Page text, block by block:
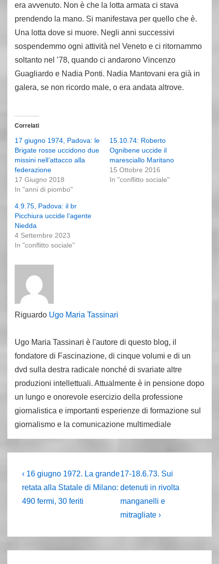
era avvenuto. Non è che la lotta armata ci stava
prendendo la mano. Si manifestava per quello che è.
Una lotta dove si muore. Negli anni successivi
sospendemmo ogni attività nel Veneto e ci ritornammo
soltanto nel ’78, quando ci andarono Vincenzo
Guagliardo e Nadia Ponti. Nadia Mantovani era già in
galera, se non ricordo male, o era andata altrove.
Correlati
17 giugno 1974, Padova: le
Brigate rosse uccidono due
missini nell’attacco alla
federazione
17 Giugno 2018
In "anni di piombo"
15.10.74: Roberto
Ognibene uccide il
maresciallo Maritano
15 Ottobre 2016
In "conflitto sociale"
4.9.75, Padova: il br
Picchiura uccide l’agente
Niedda
4 Settembre 2023
In "conflitto sociale"
Riguardo Ugo Maria Tassinari
Ugo Maria Tassinari è l'autore di questo blog, il
fondatore di Fascinazione, di cinque volumi e di un
dvd sulla destra radicale nonché di svariate altre
produzioni intellettuali. Attualmente è in pensione dopo
un lungo e onorevole esercizio della professione
giornalistica e importanti esperienze di formazione sul
giornalismo e la comunicazione multimediale
Navigazione
articoli
L'articolo
precedente
è
‹ 16 giugno 1972. La grande
retata alla Statale di Milano:
490 fermi, 30 feriti
Il
prossimo
articolo
è
17-18.6.73. Sui
detenuti in rivolta
manganelli e
mitragliate ›